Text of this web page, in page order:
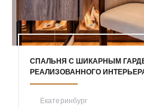
СПАЛЬНЯ С ШИКАРНЫМ
РЕАЛИЗОВАННОГО
Екатеринбург